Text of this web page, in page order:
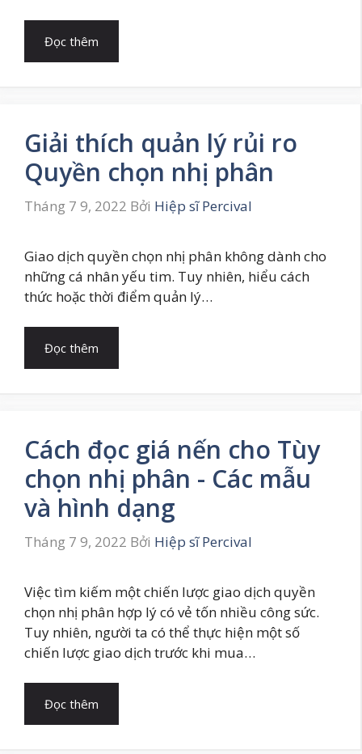
Đọc thêm
Giải thích quản lý rủi ro
Quyền chọn nhị phân
Tháng 7 9, 2022 Bởi Hiệp sĩ Percival
Giao dịch quyền chọn nhị phân không dành cho
những cá nhân yếu tim. Tuy nhiên, hiểu cách
thức hoặc thời điểm quản lý…
Đọc thêm
Cách đọc giá nến cho Tùy
chọn nhị phân - Các mẫu
và hình dạng
Tháng 7 9, 2022 Bởi Hiệp sĩ Percival
Việc tìm kiếm một chiến lược giao dịch quyền
chọn nhị phân hợp lý có vẻ tốn nhiều công sức.
Tuy nhiên, người ta có thể thực hiện một số
chiến lược giao dịch trước khi mua…
Đọc thêm